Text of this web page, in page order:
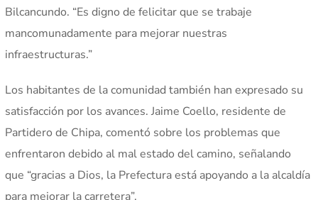
Bilcancundo. “Es digno de felicitar que se trabaje
mancomunadamente para mejorar nuestras
infraestructuras.”
Los habitantes de la comunidad también han expresado su
satisfacción por los avances. Jaime Coello, residente de
Partidero de Chipa, comentó sobre los problemas que
enfrentaron debido al mal estado del camino, señalando
que “gracias a Dios, la Prefectura está apoyando a la alcaldía
para mejorar la carretera”.